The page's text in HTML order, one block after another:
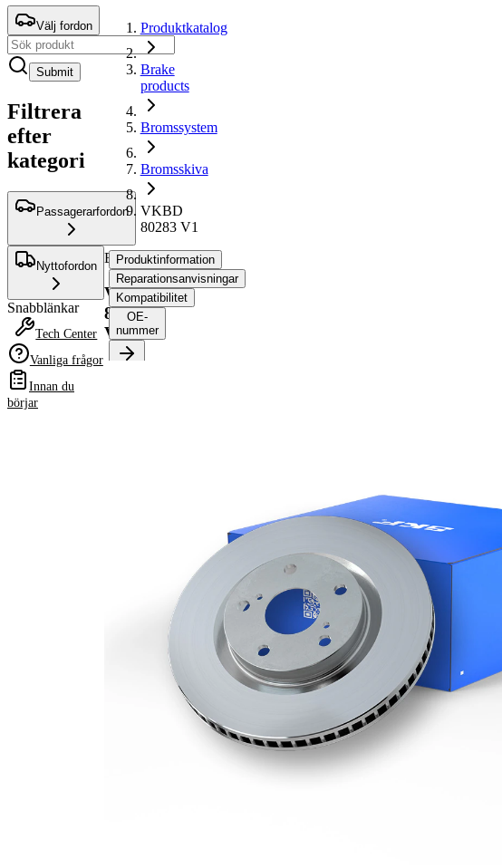
Välj fordon
Submit
Filtrera
efter
kategori
Passagerarfordon
Nyttofordon
Snabblänkar
Tech Center
Vanliga frågor
Innan du
börjar
Produktkatalog
Brake
products
Bromssystem
Bromsskiva
VKBD
80283 V1
Bromsskiva
VKBD
80283
V1
Produktinformation
Reparationsanvisningar
Kompatibilitet
OE-
nummer
1
300 mm
Centreringsdiameter
63,6 mm
Hålkrets-Ø
108 mm
belagd
håldiameter
13,7 mm